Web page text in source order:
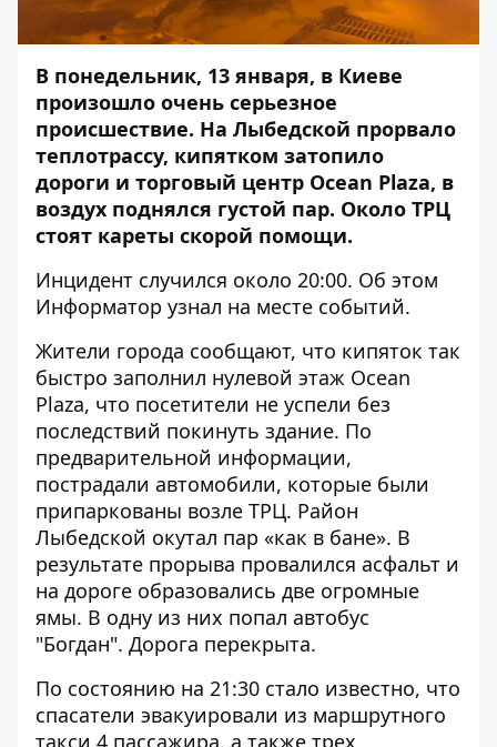
В понедельник, 13 января, в Киеве
произошло очень серьезное
происшествие. На Лыбедской прорвало
теплотрассу, кипятком затопило
дороги и торговый центр Ocean Plaza, в
воздух поднялся густой пар. Около ТРЦ
стоят кареты скорой помощи.
Инцидент случился около 20:00. Об этом
Информатор узнал на месте событий.
Жители города сообщают, что кипяток так
быстро заполнил нулевой этаж Ocean
Plaza, что посетители не успели без
последствий покинуть здание. По
предварительной информации,
пострадали автомобили, которые были
припаркованы возле ТРЦ. Район
Лыбедской окутал пар «как в бане». В
результате прорыва провалился асфальт и
на дороге образовались две огромные
ямы. В одну из них попал автобус
"Богдан". Дорога перекрыта.
По состоянию на 21:30 стало известно, что
спасатели эвакуировали из маршрутного
такси 4 пассажира, а также трех